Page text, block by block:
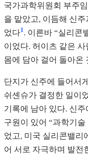
국가과학위원회 부주
을 맡았고, 이듬해 신
었다1. 이른바 “실리콘
이었다. 허이츠 같은
몸에 담아 걸어 돌아온
단지가 신주에 들어서
쉬셴슈가 결정한 일이
기록에 남아 있다. 신
구원이 있어 “과학기
었고, 미국 실리콘밸리
어 서로 자극하며 발전